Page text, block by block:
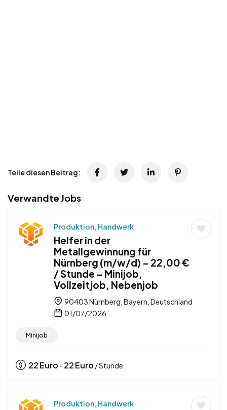
Teile diesen Beitrag:
Verwandte Jobs
Produktion, Handwerk
Helfer in der
Metallgewinnung für
Nürnberg (m/w/d) – 22,00 €
/ Stunde – Minijob,
Vollzeitjob, Nebenjob
90403 Nürnberg, Bayern, Deutschland
01/07/2026
Minijob
22Euro - 22Euro / Stunde
Produktion, Handwerk